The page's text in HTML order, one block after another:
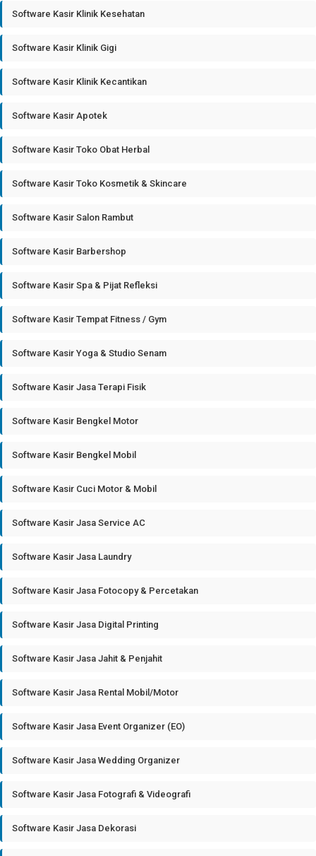
Software Kasir Klinik Kesehatan
Software Kasir Klinik Gigi
Software Kasir Klinik Kecantikan
Software Kasir Apotek
Software Kasir Toko Obat Herbal
Software Kasir Toko Kosmetik & Skincare
Software Kasir Salon Rambut
Software Kasir Barbershop
Software Kasir Spa & Pijat Refleksi
Software Kasir Tempat Fitness / Gym
Software Kasir Yoga & Studio Senam
Software Kasir Jasa Terapi Fisik
Software Kasir Bengkel Motor
Software Kasir Bengkel Mobil
Software Kasir Cuci Motor & Mobil
Software Kasir Jasa Service AC
Software Kasir Jasa Laundry
Software Kasir Jasa Fotocopy & Percetakan
Software Kasir Jasa Digital Printing
Software Kasir Jasa Jahit & Penjahit
Software Kasir Jasa Rental Mobil/Motor
Software Kasir Jasa Event Organizer (EO)
Software Kasir Jasa Wedding Organizer
Software Kasir Jasa Fotografi & Videografi
Software Kasir Jasa Dekorasi